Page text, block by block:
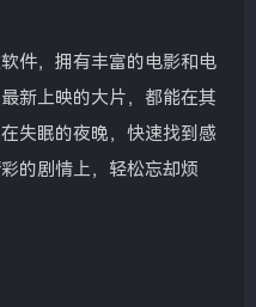
件，拥有丰富的电影和电
新上映的大片，都能在其
失眠的夜晚，快速找到感
的剧情上，轻松忘却烦